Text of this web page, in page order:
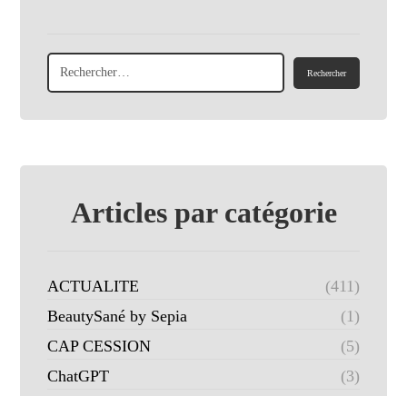
Articles par catégorie
ACTUALITE
(411)
BeautySané by Sepia
(1)
CAP CESSION
(5)
ChatGPT
(3)